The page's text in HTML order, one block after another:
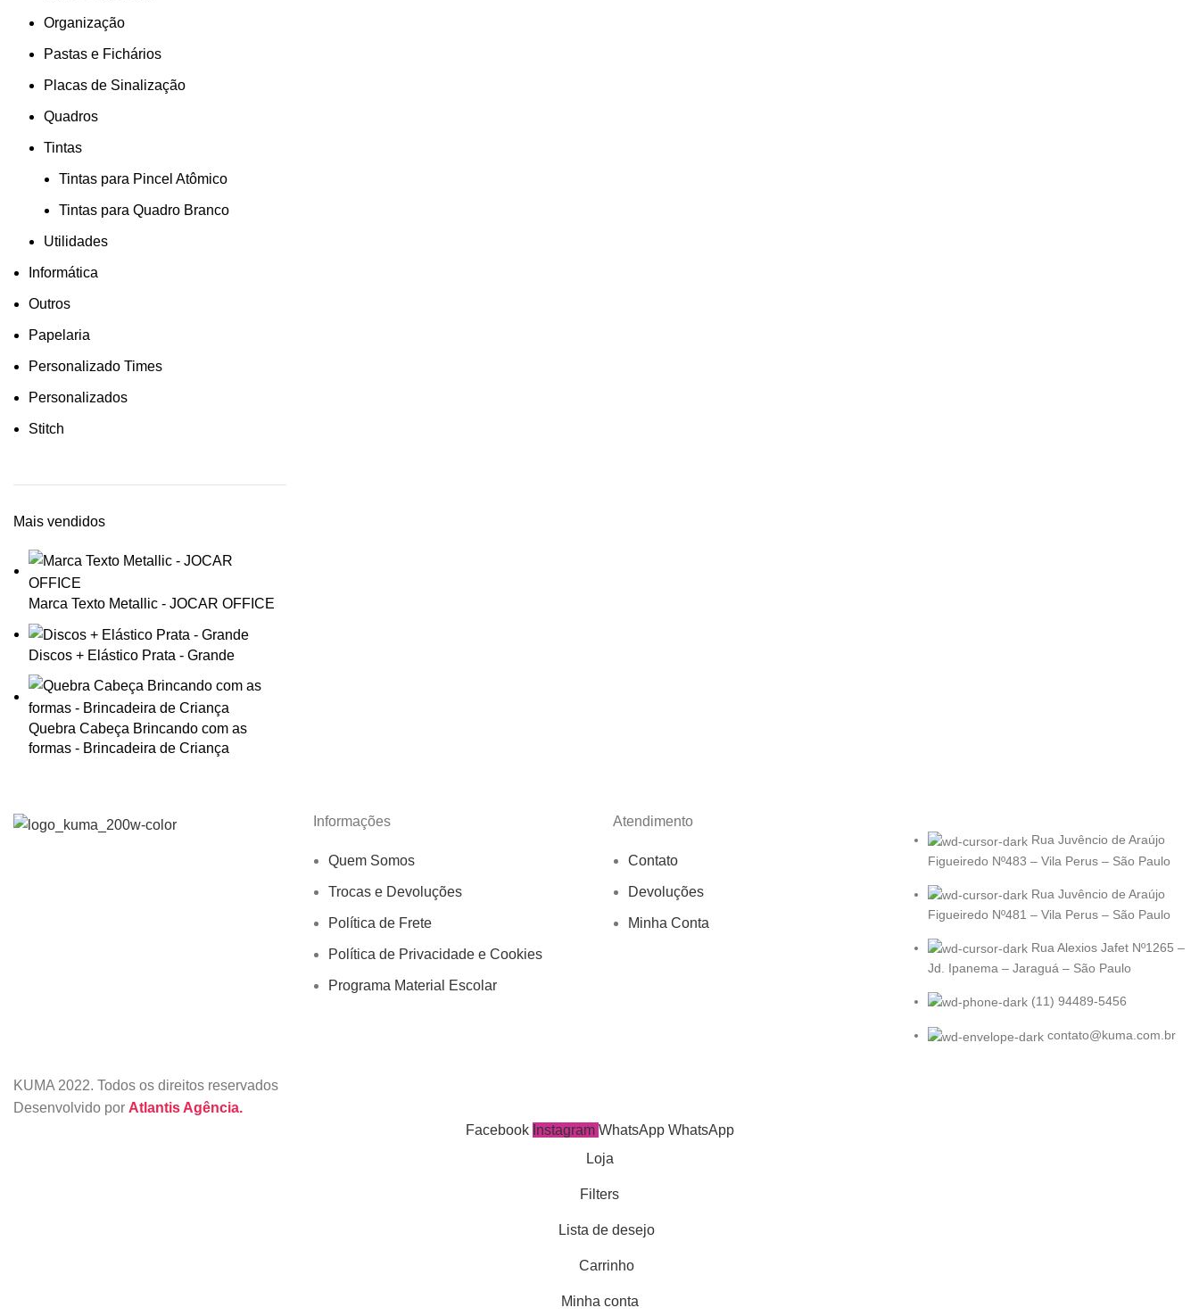
Organização
Pastas e Fichários
Placas de Sinalização
Quadros
Tintas
Tintas para Pincel Atômico
Tintas para Quadro Branco
Utilidades
Informática
Outros
Papelaria
Personalizado Times
Personalizados
Stitch
Mais vendidos
Marca Texto Metallic - JOCAR OFFICE
Discos + Elástico Prata - Grande
Quebra Cabeça Brincando com as
formas - Brincadeira de Criança
Informações
Quem Somos
Trocas e Devoluções
Política de Frete
Política de Privacidade e Cookies
Programa Material Escolar
Atendimento
Contato
Devoluções
Minha Conta
Rua Juvêncio de Araújo
Figueiredo Nº483 – Vila Perus – São Paulo
Rua Juvêncio de Araújo
Figueiredo Nº481 – Vila Perus – São Paulo
Rua Alexios Jafet Nº1265 –
Jd. Ipanema – Jaraguá – São Paulo
(11) 94489-5456
contato@kuma.com.br
KUMA 2022. Todos os direitos reservados
Desenvolvido por Atlantis Agência.
Facebook Instagram WhatsApp WhatsApp
Loja
Filters
Lista de desejo
Carrinho
Minha conta